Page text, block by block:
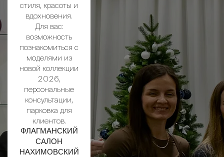
стиля, красоты и
вдохновения.
Для вас:
возможность
познакомиться с
моделями из
новой коллекции
2026,
персональные
консультации,
парковка для
клиентов.
ФЛАГМАНСКИЙ
САЛОН
НАХИМОВСКИЙ